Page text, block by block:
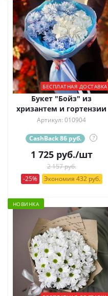
БЕСПЛАТНАЯ ДОСТАВКА
Букет "Бойз" из
хризантем и гортензии
Артикул: 010904
CashBack 86 руб. ?
1 725руб./шт
2 157 руб.
-25%
Экономия 432 руб.
НОВИНКА